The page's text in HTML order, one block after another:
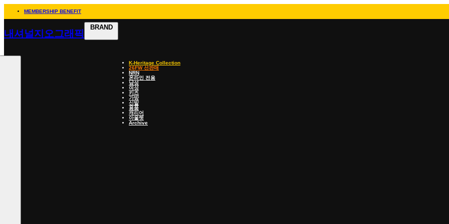
MEMBERSHIP BENEFIT
내셔널지오그래픽
BRAND
K-Heritage Collection
26FW 선판매
NRN
온라인 전용
남성
여성
키즈
가방
신발
용품
캐리어
아울렛
Archive